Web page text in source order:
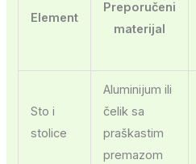
Element
Preporučeni
materijal
Sto i
stolice
Aluminijum ili
čelik sa
praškastim
premazom